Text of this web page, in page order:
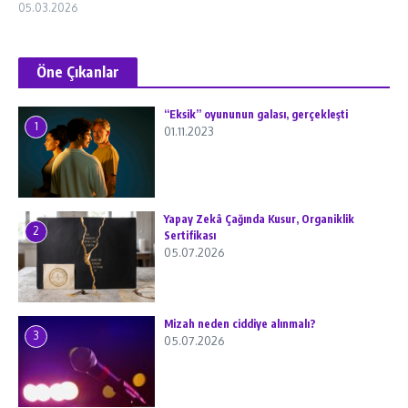
05.03.2026
Öne Çıkanlar
1
“Eksik” oyununun galası, gerçekleşti
01.11.2023
2
Yapay Zekâ Çağında Kusur, Organiklik
Sertifikası
05.07.2026
3
Mizah neden ciddiye alınmalı?
05.07.2026